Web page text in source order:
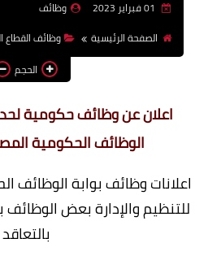
وظائف
الصفحة الرئيسية
وظائف القطاع
الحجم
اعلان عن وظائف حكومية
الوظائف الحكومية
اعلانات وظائف بوابة الوظائف
للتنظيم والإدارة بعض الوظائف
بالتعاقد